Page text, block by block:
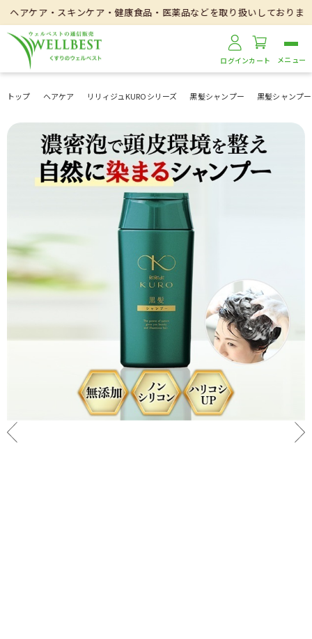
ア・健康食品・医薬品などを取り扱いしております。
ログインカート
トップ ヘアケア リリィジュKUROシリーズ 黒髪シャンプー 黒髪シャンプ